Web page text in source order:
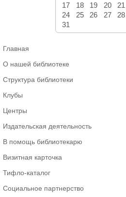
17
18 19 20 21
24
25 26 27 28
31
Главная
О нашей библиотеке
Структура библиотеки
Клубы
Центры
Издательская деятельность
В помощь библиотекарю
Визитная карточка
Тифло-каталог
Социальное партнерство